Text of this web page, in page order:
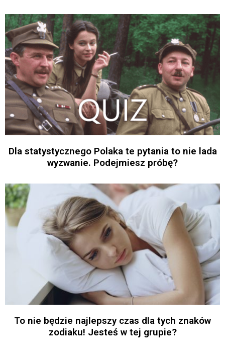
Dla statystycznego Polaka te pytania to nie lada
wyzwanie. Podejmiesz próbę?
To nie będzie najlepszy czas dla tych znaków
zodiaku! Jesteś w tej grupie?